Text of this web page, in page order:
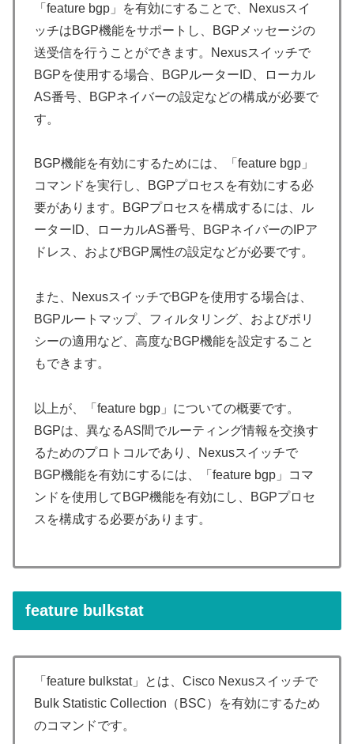
「feature bgp」を有効にすることで、Nexusスイ
ッチはBGP機能をサポートし、BGPメッセージの
送受信を行うことができます。Nexusスイッチで
BGPを使用する場合、BGPルーターID、ローカル
AS番号、BGPネイバーの設定などの構成が必要で
す。
BGP機能を有効にするためには、「feature bgp」
コマンドを実行し、BGPプロセスを有効にする必
要があります。BGPプロセスを構成するには、ル
ーターID、ローカルAS番号、BGPネイバーのIPア
ドレス、およびBGP属性の設定などが必要です。
また、NexusスイッチでBGPを使用する場合は、
BGPルートマップ、フィルタリング、およびポリ
シーの適用など、高度なBGP機能を設定すること
もできます。
以上が、「feature bgp」についての概要です。
BGPは、異なるAS間でルーティング情報を交換す
るためのプロトコルであり、Nexusスイッチで
BGP機能を有効にするには、「feature bgp」コマ
ンドを使用してBGP機能を有効にし、BGPプロセ
スを構成する必要があります。
feature bulkstat
「feature bulkstat」とは、Cisco Nexusスイッチで
Bulk Statistic Collection（BSC）を有効にするため
のコマンドです。